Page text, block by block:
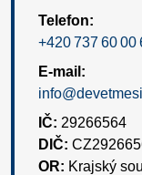
Telefon:
+420 737 60 00
E-mail:
IČ: 29266564
DIČ:
OR: Krajský